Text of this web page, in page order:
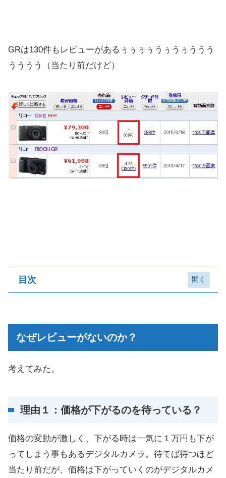
GRは130件もレビューがあるぅぅぅぅうぅうぅううう
うううう（当たり前だけど）
目次
理由２：様子見
なぜレビューがないのか？
考えてみた。
理由１：価格が下がるのを待っている？
価格の変動が激しく、下がる時は一気に１万円も下が
ってしまう事もあるデジタルカメラ。待てば待つほど
当たり前だが、価格は下がっていくのがデジタルカメ